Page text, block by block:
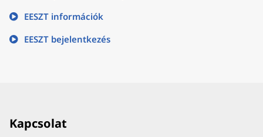
EESZT információk
EESZT bejelentkezés
Kapcsolat